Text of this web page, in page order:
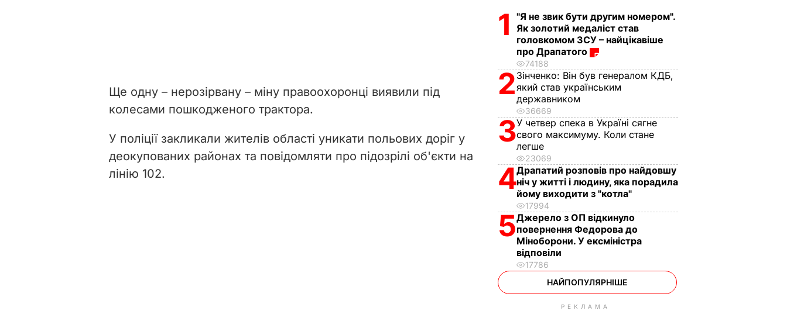
Ще одну – нерозірвану – міну правоохоронці виявили під
колесами пошкодженого трактора.
У поліції закликали жителів області уникати польових доріг у
деокупованих районах та повідомляти про підозрілі об'єкти на
лінію 102.
1
"Я не звик бути другим номером".
Як золотий медаліст став
головкомом ЗСУ – найцікавіше
про Драпатого
74188
2 Зінченко: Він був генералом КДБ,
який став українським
державником
36669
3У четвер спека в Україні сягне
свого максимуму. Коли стане
легше
23069
4Драпатий розповів про найдовшу
ніч у житті і людину, яка порадила
йому виходити з "котла"
17994
5Джерело з ОП відкинуло
повернення Федорова до
Міноборони. У ексміністра
відповіли
17786
НАЙПОПУЛЯРНІШЕ
РЕКЛАМА